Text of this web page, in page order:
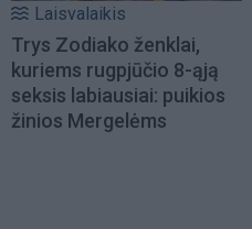
Laisvalaikis
Trys Zodiako ženklai,
kuriems rugpjūčio 8-ąją
seksis labiausiai: puikios
žinios Mergelėms